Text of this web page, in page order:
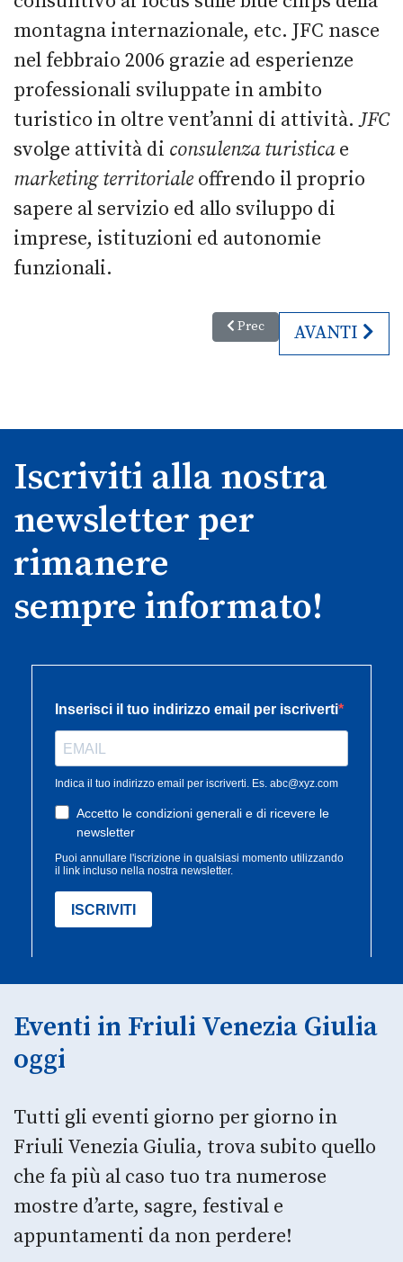
montagna internazionale, etc. JFC nasce
nel febbraio 2006 grazie ad esperienze
professionali sviluppate in ambito
turistico in oltre vent’anni di attività.JFC
svolge attività di consulenza turisticae
marketing territoriale offrendo il proprio
sapere al servizio ed allo sviluppo di
imprese, istituzioni ed autonomie
funzionali.
Articolo precedente:
Prec ARTICOLO
AVANTI
Iscriviti alla nostra
newsletter per
rimanere
sempre informato!
Eventi in Friuli Venezia Giulia
oggi
Tutti gli eventi giorno per giorno in
Friuli Venezia Giulia, trova subito quello
che fa più al caso tuo tra numerose
mostre d’arte, sagre, festival e
appuntamenti da non perdere!